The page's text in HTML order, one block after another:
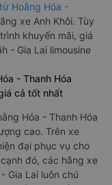
Hoằng Hóa -
xe Anh Khôi. Tùy
khuyến mãi, giá
- Gia Lai limousine
- Thanh Hóa
cả tốt nhất
Hóa - Thanh Hóa
cao. Trên xe
đại phục vụ cho
đó, các hãng xe
Gia Lai luôn chú